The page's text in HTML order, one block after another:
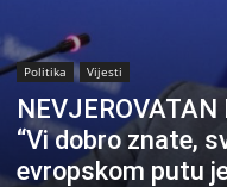
Politika Vijesti
NEVJEROVATAN
“Vi dobro znate,
evropskom putu